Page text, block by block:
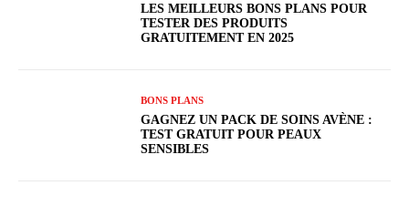
LES MEILLEURS BONS PLANS POUR
TESTER DES PRODUITS
GRATUITEMENT EN 2025
BONS PLANS
GAGNEZ UN PACK DE SOINS AVÈNE :
TEST GRATUIT POUR PEAUX
SENSIBLES